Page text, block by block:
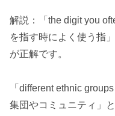
解説：「the digit you
を指す時によく使う指
が正解です。
「different ethnic
集団やコミュニティ」